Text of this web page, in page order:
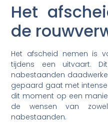
Het
de
Het afscheid nemen is
tijdens een uitvaart.
nabestaanden
gepaard gaat met
dit moment op een
de wensen van
nabestaanden.